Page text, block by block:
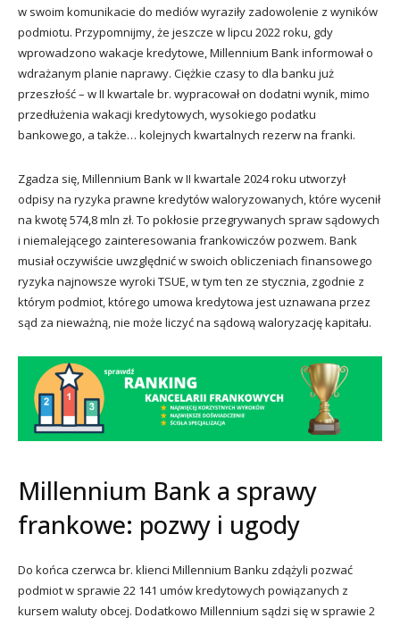
w swoim komunikacie do mediów wyraziły zadowolenie z wyników
podmiotu. Przypomnijmy, że jeszcze w lipcu 2022 roku, gdy
wprowadzono wakacje kredytowe, Millennium Bank informował o
wdrażanym planie naprawy. Ciężkie czasy to dla banku już
przeszłość – w II kwartale br. wypracował on dodatni wynik, mimo
przedłużenia wakacji kredytowych, wysokiego podatku
bankowego, a także… kolejnych kwartalnych rezerw na franki.
Zgadza się, Millennium Bank w II kwartale 2024 roku utworzył
odpisy na ryzyka prawne kredytów waloryzowanych, które wycenił
na kwotę 574,8 mln zł. To pokłosie przegrywanych spraw sądowych
i niemalejącego zainteresowania frankowiczów pozwem. Bank
musiał oczywiście uwzględnić w swoich obliczeniach finansowego
ryzyka najnowsze wyroki TSUE, w tym ten ze stycznia, zgodnie z
którym podmiot, którego umowa kredytowa jest uznawana przez
sąd za nieważną, nie może liczyć na sądową waloryzację kapitału.
Millennium Bank a sprawy
frankowe: pozwy i ugody
Do końca czerwca br. klienci Millennium Banku zdążyli pozwać
podmiot w sprawie 22 141 umów kredytowych powiązanych z
kursem waluty obcej. Dodatkowo Millennium sądzi się w sprawie 2